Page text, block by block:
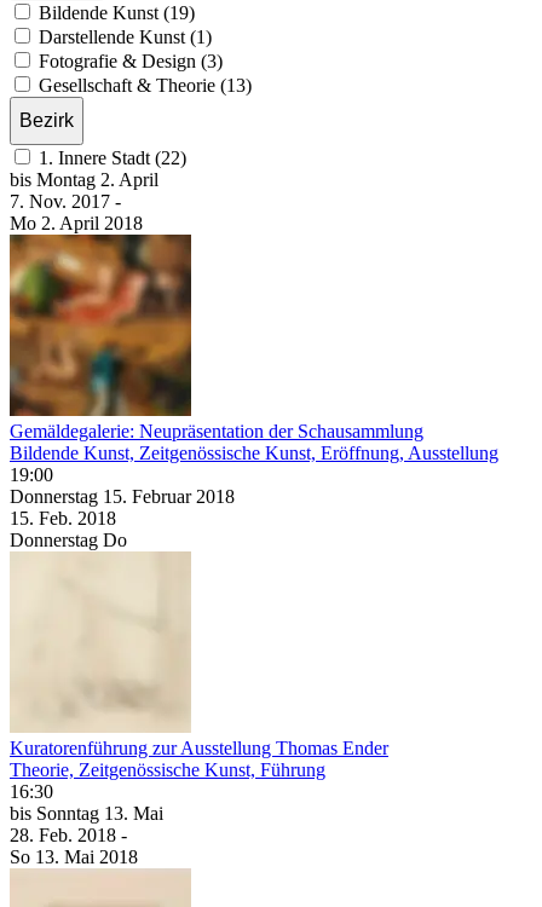
Bildende Kunst (19)
Darstellende Kunst (1)
Fotografie & Design (3)
Gesellschaft & Theorie (13)
Bezirk
1. Innere Stadt (22)
bis Montag 2. April
7. Nov. 2017 -
Mo 2. April 2018
Gemäldegalerie: Neupräsentation der Schausammlung
Bildende Kunst, Zeitgenössische Kunst, Eröffnung, Ausstellung
19:00
Donnerstag 15. Februar 2018
15. Feb. 2018
Donnerstag Do
Kuratorenführung zur Ausstellung Thomas Ender
Theorie, Zeitgenössische Kunst, Führung
16:30
bis Sonntag 13. Mai
28. Feb. 2018 -
So 13. Mai 2018